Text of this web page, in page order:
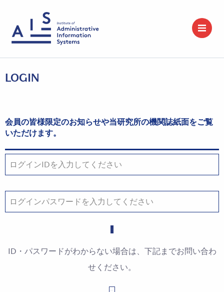
LOGIN
会員の皆様限定のお知らせや当研究所の機関誌紙面をご覧
いただけます。
ID・パスワードがわからない場合は、下記までお問い合わ
せください。